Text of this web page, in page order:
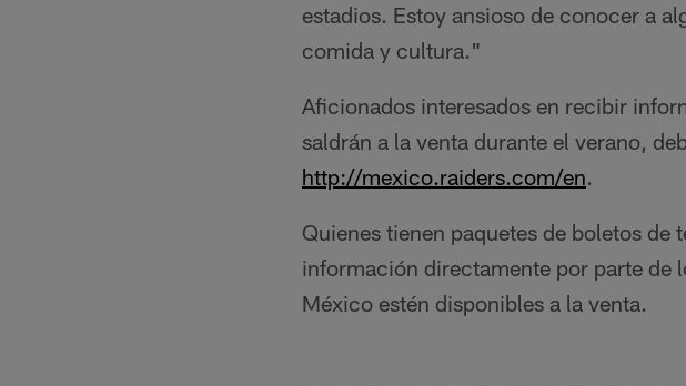
estadios. Estoy ansioso de conocer a
comida y cultura."
Aficionados interesados en recibir
saldrán a la venta durante el verano,
http://mexico.raiders.com/en.
Quienes tienen paquetes de boletos
información directamente por parte de
México estén disponibles a la venta.